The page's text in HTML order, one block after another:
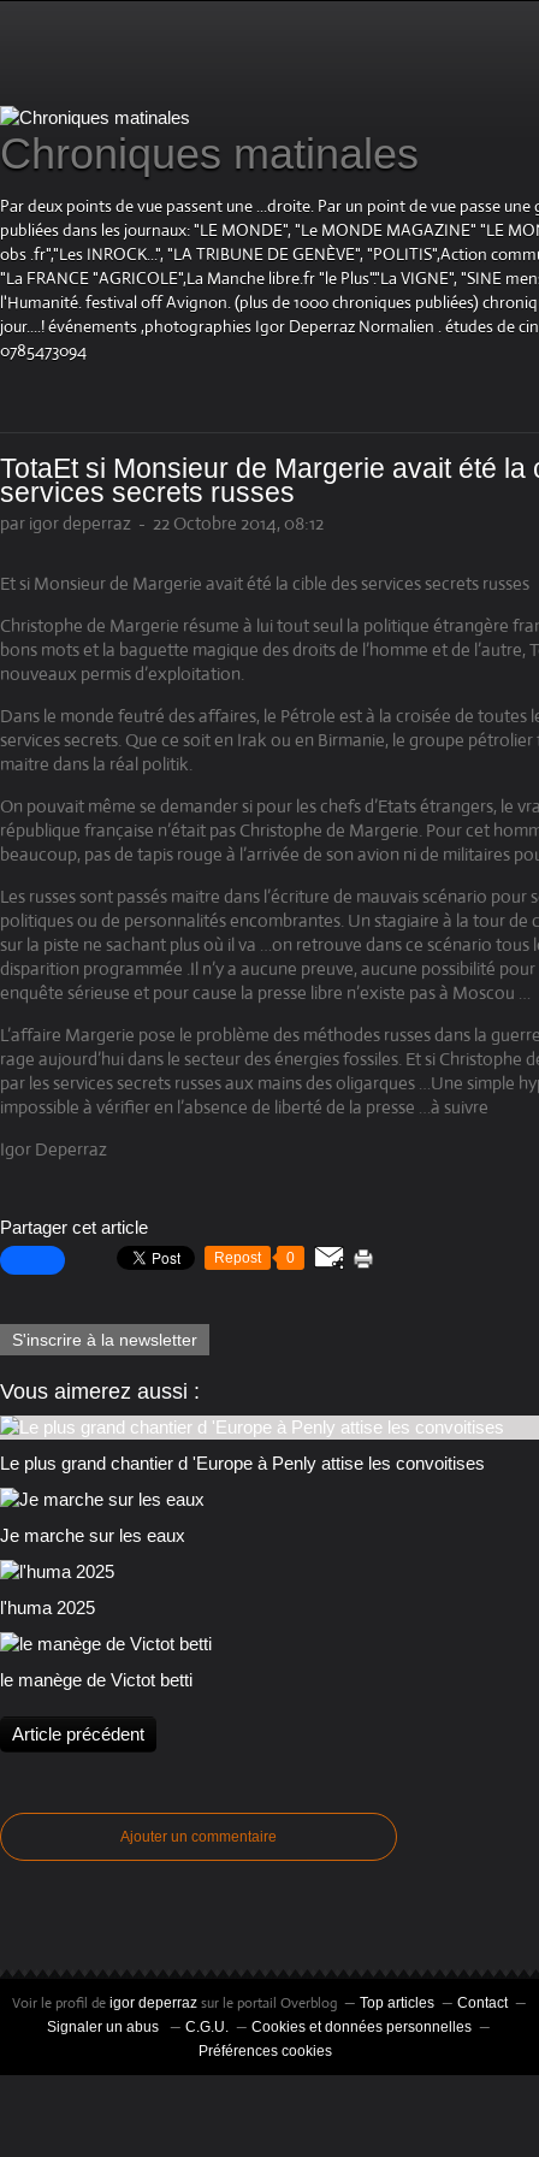
Chroniques matinales
Par deux points de vue passent une ...droite. Par un point de vue passe
publiées dans les journaux: "LE MONDE", "Le MONDE MAGAZINE" "LE
obs .fr","Les INROCK...", "LA TRIBUNE DE GENÈVE", "POLITIS",Action
"La FRANCE "AGRICOLE",La Manche libre.fr "le Plus"."La VIGNE", "SINE
l'Humanité. festival off Avignon. (plus de 1000 chroniques publiées)
jour....! événements ,photographies Igor Deperraz Normalien . études de
0785473094
TotaEt si Monsieur de Margerie avait été la
services secrets russes
par igor deperraz - 22 Octobre 2014, 08:12
Et si Monsieur de Margerie avait été la cible des services secrets russes
Christophe de Margerie résume à lui tout seul la politique étrangère
bons mots et la baguette magique des droits de l’homme et de l’autre,
nouveaux permis d’exploitation.
Dans le monde feutré des affaires, le Pétrole est à la croisée de toutes
services secrets. Que ce soit en Irak ou en Birmanie, le groupe pétrolier
maitre dans la réal politik.
On pouvait même se demander si pour les chefs d’Etats étrangers, le
république française n’était pas Christophe de Margerie. Pour cet
beaucoup, pas de tapis rouge à l’arrivée de son avion ni de militaires
Les russes sont passés maitre dans l’écriture de mauvais scénario pour
politiques ou de personnalités encombrantes. Un stagiaire à la tour de
sur la piste ne sachant plus où il va …on retrouve dans ce scénario tous
disparition programmée .Il n’y a aucune preuve, aucune possibilité
enquête sérieuse et pour cause la presse libre n’existe pas à Moscou …
L’affaire Margerie pose le problème des méthodes russes dans la
rage aujourd’hui dans le secteur des énergies fossiles. Et si Christophe
par les services secrets russes aux mains des oligarques …Une simple
impossible à vérifier en l’absence de liberté de la presse …à suivre
Igor Deperraz
Partager cet article
Repost 0
S'inscrire à la newsletter
Vous aimerez aussi :
Le plus grand chantier d 'Europe à Penly attise les convoitises
Je marche sur les eaux
l'huma 2025
le manège de Victot betti
Article précédent
Ajouter un commentaire
Voir le profil de igor deperraz sur le portail Overblog Top articles
Contact
Signaler un abus
C.G.U.
Cookies et données personnelles
Préférences cookies